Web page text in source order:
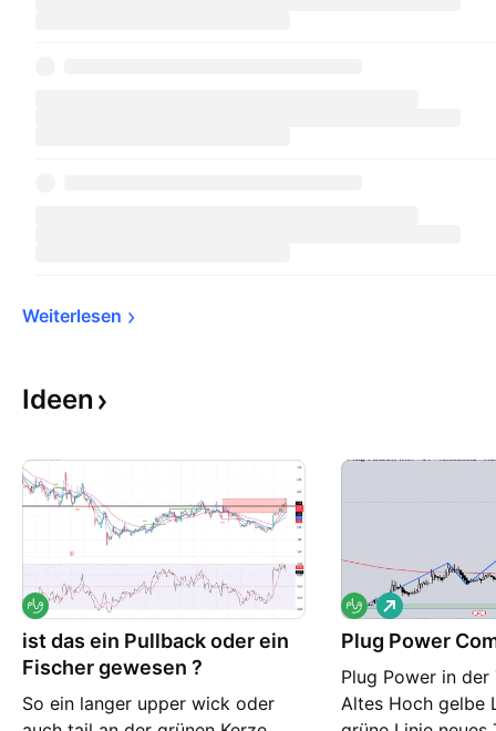
Weiterlesen
Ideen
ist das ein Pullback oder ein
Fischer gewesen ?
So ein langer upper wick oder
Plug Power
Plug Power in der
Altes Hoch gelbe
L
o
n
g